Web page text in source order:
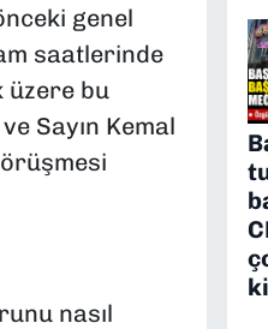
genel
saatlerinde
üzere bu
Sayın Kemal
nasıl